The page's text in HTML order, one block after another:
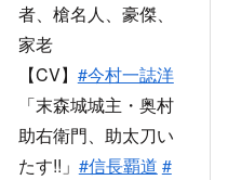
者、槍名人、豪傑、
家老
【CV】 #今村一誌洋
「末森城城主・奥村
助右衛門、助太刀い
たす!!」 #信長覇道 #